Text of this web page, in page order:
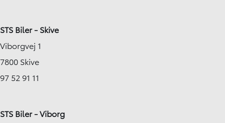
STS Biler - Skive
Viborgvej 1
7800 Skive
97 52 91 11
STS Biler - Viborg